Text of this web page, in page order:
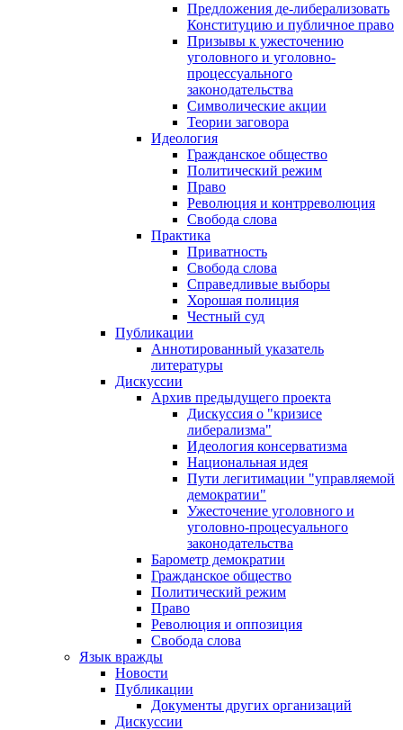
Предложения де-либерализовать
Конституцию и публичное право
Призывы к ужесточению
уголовного и уголовно-
процессуального
законодательства
Символические акции
Теории заговора
Идеология
Гражданское общество
Политический режим
Право
Революция и контрреволюция
Свобода слова
Практика
Приватность
Свобода слова
Справедливые выборы
Хорошая полиция
Честный суд
Публикации
Аннотированный указатель
литературы
Дискуссии
Архив предыдущего проекта
Дискуссия о "кризисе
либерализма"
Идеология консерватизма
Национальная идея
Пути легитимации "управляемой
демократии"
Ужесточение уголовного и
уголовно-процесуального
законодательства
Барометр демократии
Гражданское общество
Политический режим
Право
Революция и оппозиция
Свобода слова
Язык вражды
Новости
Публикации
Документы других организаций
Дискуссии